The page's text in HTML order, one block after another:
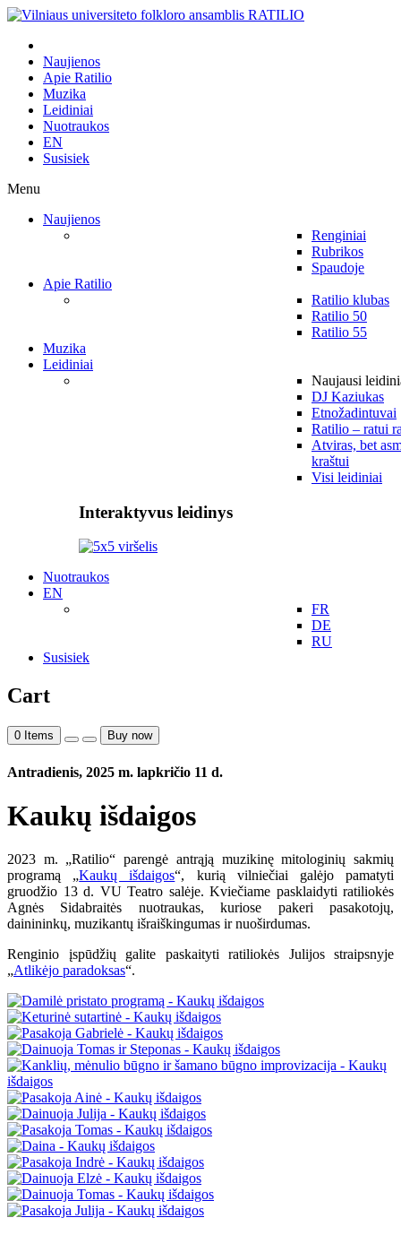
Naujienos
Apie Ratilio
Muzika
Leidiniai
Nuotraukos
EN
Susisiek
Menu
Naujienos
Renginiai
Rubrikos
Spaudoje
Apie Ratilio
Ratilio klubas
Ratilio 50
Ratilio 55
Muzika
Leidiniai
Naujausi
DJ Kaziukas
Etnožadintuvai
Ratilio – ratui
Atviras, bet
kraštui
Visi leidiniai
Interaktyvus leidinys
Nuotraukos
EN
FR
DE
RU
Susisiek
Cart
0 Items Buy now
Antradienis, 2025 m. lapkričio 11 d.
Kaukų išdaigos
2023 m. „Ratilio“ parengė antrąją muzikinę mitologinių sakmių
programą „Kaukų išdaigos“, kurią vilniečiai galėjo pamatyti
gruodžio 13 d. VU Teatro salėje. Kviečiame pasklaidyti ratiliokės
Agnės Sidabraitės nuotraukas, kuriose pakeri pasakotojų,
dainininkų, muzikantų išraiškingumas ir nuoširdumas.
Renginio įspūdžių galite paskaityti ratiliokės Julijos straipsnyje
„Atlikėjo paradoksas“.